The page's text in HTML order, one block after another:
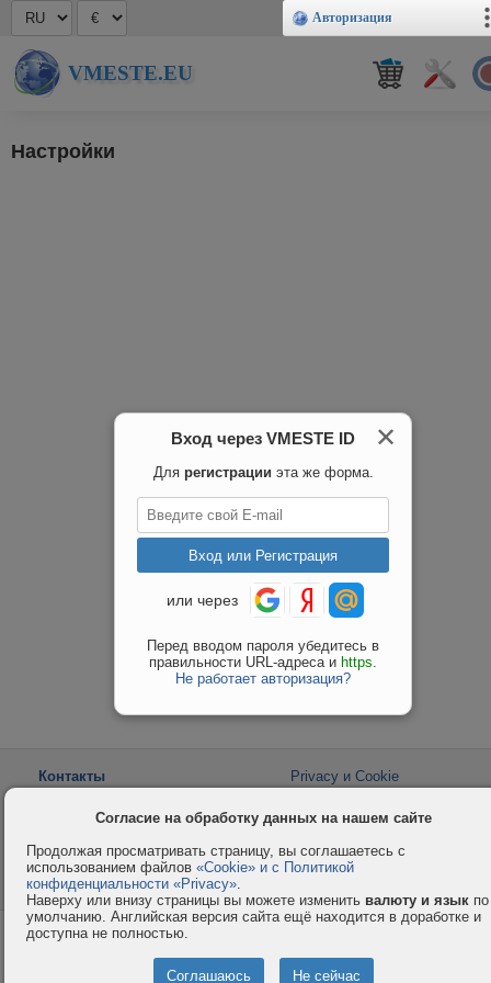
Авторизация
VMESTE.EU
Настройки
Контакты
Privacy и Cookie
Как оплатить
Форумы
© 2008-2026VMESTE.EU
✕
Вход через VMESTE ID
Для регистрации эта же форма.
или через
Перед вводом пароля убедитесь в
правильности URL-адреса и https.
Не работает авторизация?
Согласие на обработку данных на нашем сайте
Продолжая просматривать страницу, вы соглашаетесь с
использованием файлов «Cookie» и с Политикой
конфиденциальности «Privacy».
Наверху или внизу страницы вы можете изменить валюту и язык по
умолчанию. Английская версия сайта ещё находится в доработке и
доступна не полностью.